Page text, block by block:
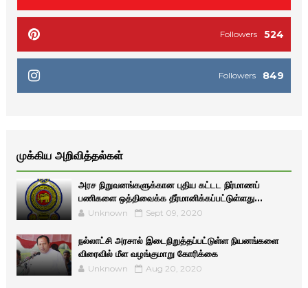
524
Followers
849
Followers
முக்கிய அறிவித்தல்கள்
அரச நிறுவனங்களுக்கான புதிய கட்டட நிர்மாணப்
பணிகளை ஒத்திவைக்க தீர்மானிக்கப்பட்டுள்ளது...
Unknown Sept 09, 2020
நல்லாட்சி அரசால் இடைநிறுத்தப்பட்டுள்ள நியனங்களை
விரைவில் மீள வழங்குமாறு கோரிக்கை
Unknown Aug 20, 2020